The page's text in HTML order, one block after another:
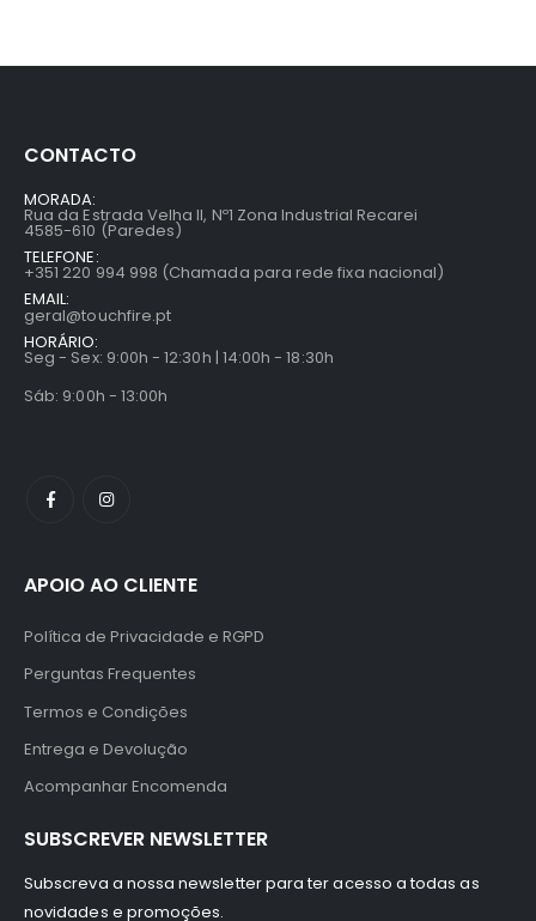
CONTACTO
MORADA:
Rua da Estrada Velha II, Nº1 Zona Industrial Recarei
4585-610 (Paredes)
TELEFONE:
+351 220 994 998 (Chamada para rede fixa nacional)
EMAIL:
geral@touchfire.pt
HORÁRIO:
Seg - Sex: 9:00h - 12:30h | 14:00h - 18:30h
Sáb: 9:00h - 13:00h
APOIO AO CLIENTE
Política de Privacidade e RGPD
Perguntas Frequentes
Termos e Condições
Entrega e Devolução
Acompanhar Encomenda
SUBSCREVER NEWSLETTER
Subscreva a nossa newsletter para ter acesso a todas as
novidades e promoções.